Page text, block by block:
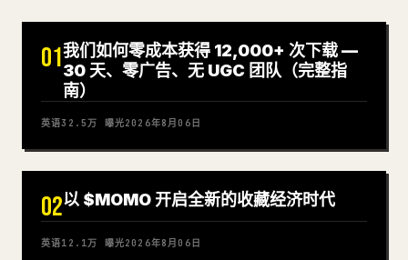
01我们如何零成本获得 12,000+ 次下载 —
30 天、零广告、无 UGC 团队（完整指
南）
英语32.5万 曝光2026年8月06日
02以 $MOMO 开启全新的收藏经济时代
英语12.1万 曝光2026年8月06日